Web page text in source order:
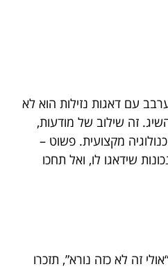
עם דאגות נזילות הוא לא
זה שילוב של מודעות,
מקצועית. פשוט –
שידאגו לו, ואל תחכו
זה לא כזה נורא”, תזכרו